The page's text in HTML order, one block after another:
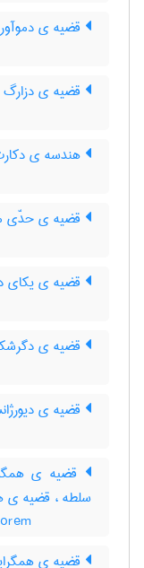
قضیه ی دموآور
قضیه ی دزارگ
هندسه ی
قضیه ی حدّی
قضیه ی یکای
قضیه ی
قضیه ی
قضیه ی
سلطه ، قضیه ی
قضیه ی